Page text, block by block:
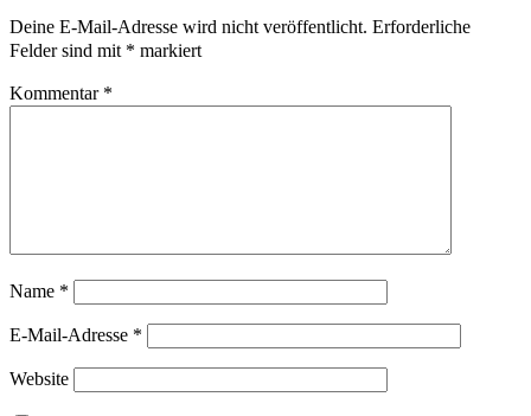
Deine E-Mail-Adresse wird nicht veröffentlicht. Erforderliche
Felder sind mit * markiert
Kommentar *
Name *
E-Mail-Adresse *
Website